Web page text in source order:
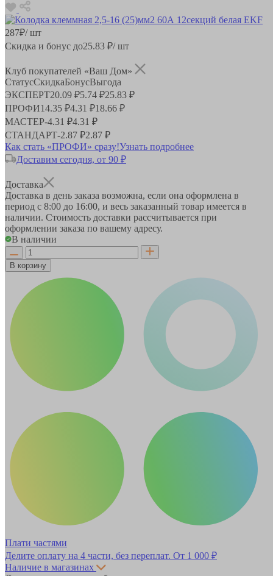
287₽/ шт
Скидка и бонус до25.83 ₽/ шт
Клуб покупателей «Ваш Дом»
СтатусСкидкаБонусВыгода
ЭКСПЕРТ20.09 ₽5.74 ₽25.83 ₽
ПРОФИ14.35 ₽4.31 ₽18.66 ₽
МАСТЕР-4.31 ₽4.31 ₽
СТАНДАРТ-2.87 ₽2.87 ₽
Как стать «ПРОФИ» сразу!Узнать подробнее
Доставим сегодня, от 90 ₽
Доставка
Доставка в день заказа возможна, если она оформлена в
период с 8:00 до 16:00, и весь заказанный товар имеется в
наличии. Стоимость доставки рассчитывается при
оформлении заказа по вашему адресу.
В наличии
В корзину
Плати частями
Делите оплату на 4 части, без переплат. От 1 000 ₽
Наличие в магазинах